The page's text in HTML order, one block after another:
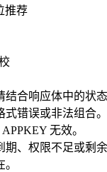
推荐
合响应体中的状态
错误或非法组合。
无效。
、权限不足或剩余